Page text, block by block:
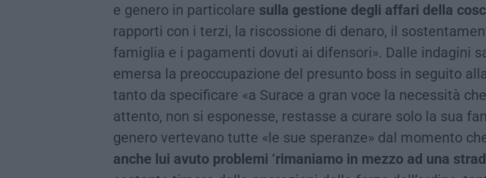
e genero in particolare sulla gestione degli affari della
rapporti con i terzi, la riscossione di denaro, il
famiglia e i pagamenti dovuti ai difensori». Dalle indagini
emersa la preoccupazione del presunto boss in seguito
tanto da specificare «a Surace a gran voce la necessità
attento, non si esponesse, restasse a curare solo la sua
genero vertevano tutte «le sue speranze» dal momento
anche lui avuto problemi ‘rimaniamo in mezzo ad una